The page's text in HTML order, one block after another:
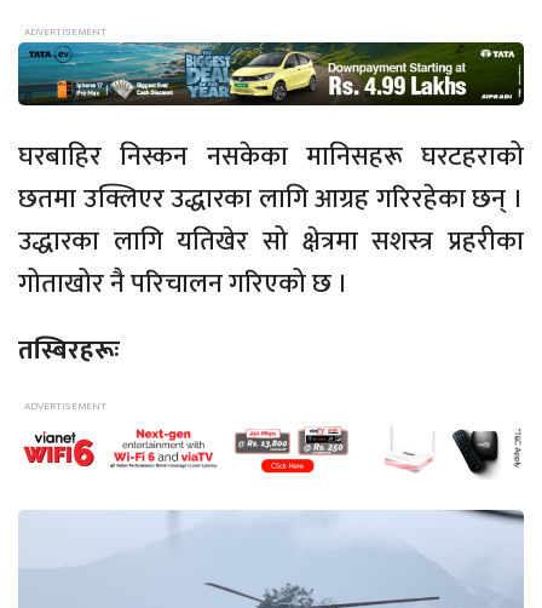
घरबाहिर निस्कन नसकेका मानिसहरू घरटहराको
छतमा उक्लिएर उद्धारका लागि आग्रह गरिरहेका छन्‌ ।
उद्धारका लागि यतिखेर सो क्षेत्रमा सशस्त्र प्रहरीका
गोताखोर नै परिचालन गरिएको छ ।
तस्बिरहरूः